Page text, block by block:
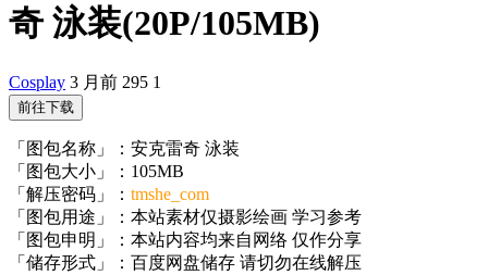
奇 泳装(20P/105MB)
Cosplay 3 月前 295 1
前往下载
「图包名称」：安克雷奇 泳装
「图包大小」：105MB
「解压密码」： tmshe_com
「图包用途」：本站素材仅摄影绘画 学习参考
「图包申明」：本站内容均来自网络 仅作分享
「储存形式」：百度网盘储存 请切勿在线解压